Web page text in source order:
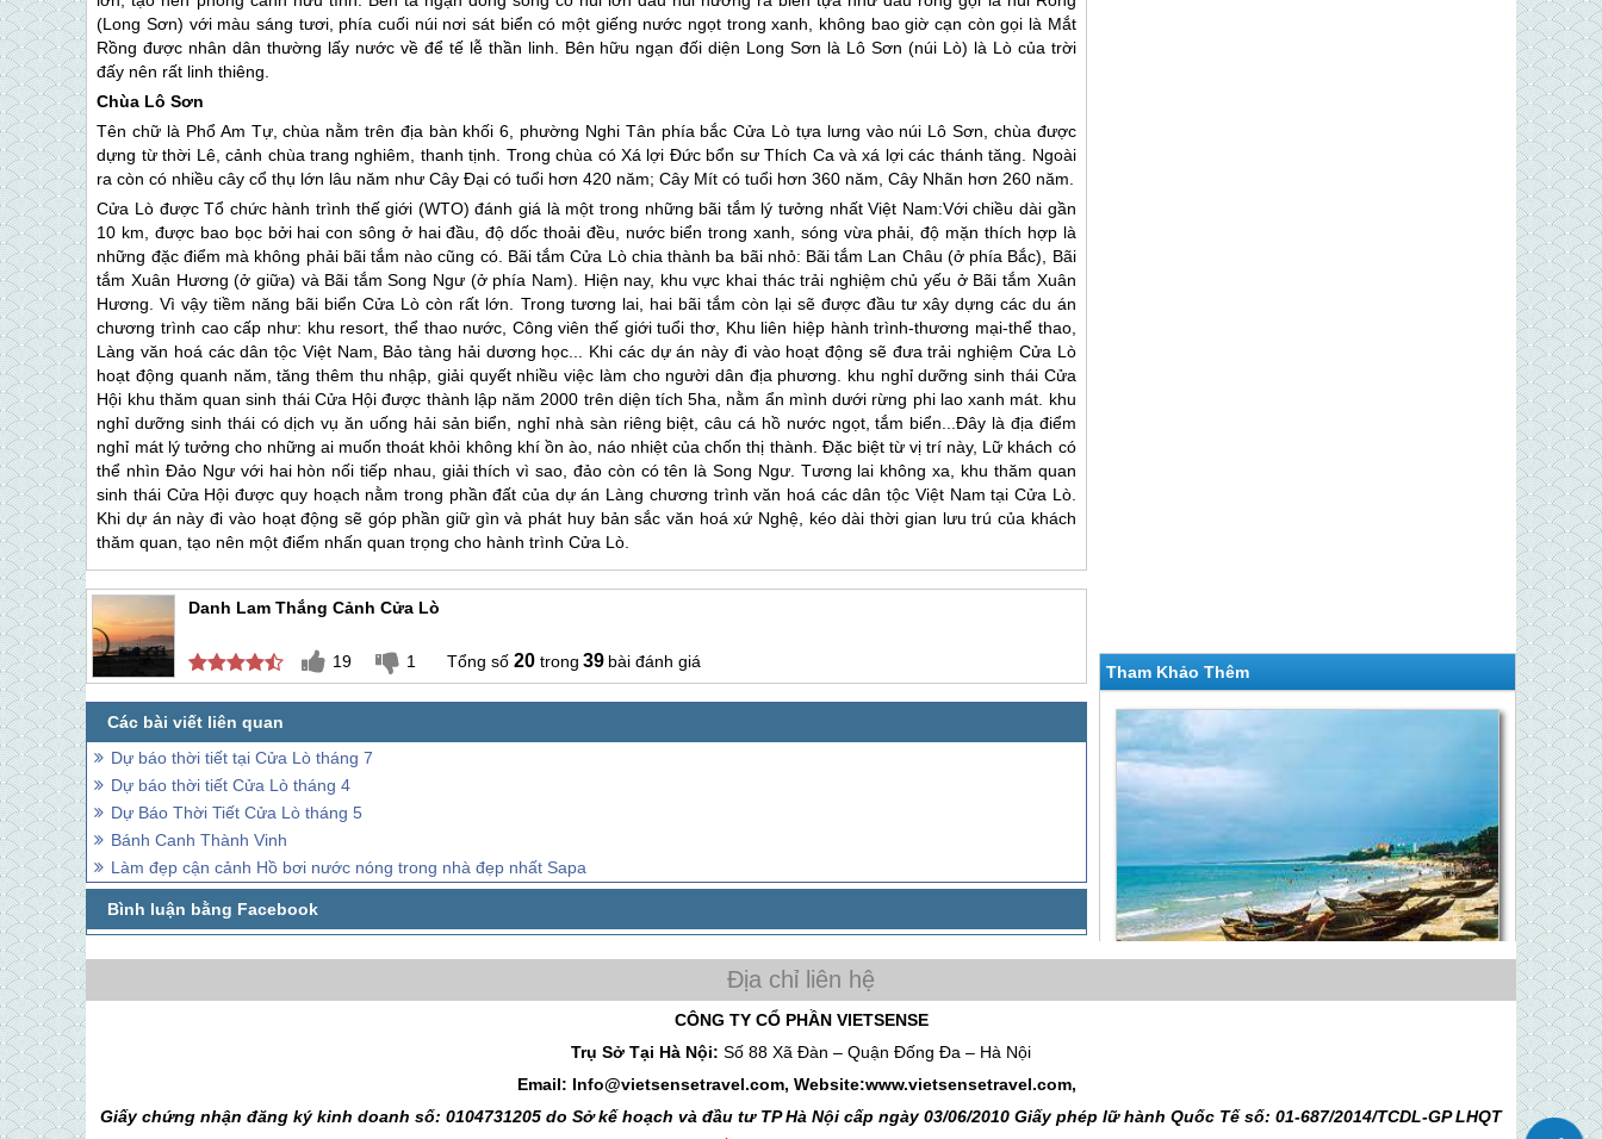
Tham Khảo Thêm
XINH ĐẸP
Giá 3,050,000 VNĐ
(Long Sơn) với màu sáng tươi, phía cuối núi nơi sát biển có một giếng nước ngọt trong xanh, không bao giờ cạn còn gọi là Mắt
Rồng được nhân dân thường lấy nước về để tế lễ thần linh. Bên hữu ngạn đối diện Long Sơn là Lô Sơn (núi Lò) là Lò của trời
đấy nên rất linh thiêng.
Chùa Lô Sơn
Tên chữ là Phổ Am Tự, chùa nằm trên địa bàn khối 6, phường Nghi Tân phía bắcCửa Lò tựa lưng vào núi Lô Sơn, chùa được
dựng từ thời Lê, cảnh chùa trang nghiêm, thanh tịnh. Trong chùa có Xá lợi Đức bổn sư Thích Ca và xá lợi các thánh tăng. Ngoài
ra còn có nhiều cây cổ thụ lớn lâu năm như Cây Đại có tuổi hơn 420 năm; Cây Mít có tuổi hơn 360 năm, Cây Nhãn hơn 260 năm.
Cửa Lò được Tổ chức hành trình thế giới (WTO) đánh giá là một trong những bãi tắm lý tưởng nhất Việt Nam:Với chiều dài gần
10 km, được bao bọc bởi hai con sông ở hai đầu, độ dốc thoải đều, nước biển trong xanh, sóng vừa phải, độ mặn thích hợp là
những đặc điểm mà không phải bãi tắm nào cũng có. Bãi tắmCửa Lòchia thành ba bãi nhỏ: Bãi tắm Lan Châu (ở phía Bắc), Bãi
tắm Xuân Hương (ở giữa) và Bãi tắm Song Ngư (ở phía Nam). Hiện nay, khu vực khai thác trải nghiệm chủ yếu ở Bãi tắm Xuân
Hương. Vì vậy tiềm năng bãi biểnCửa Lò còn rất lớn. Trong tương lai, hai bãi tắm còn lại sẽ được đầu tư xây dựng các du án
chương trình cao cấp như: khu resort, thể thao nước, Công viên thế giới tuổi thơ, Khu liên hiệp hành trình-thương mại-thể thao,
Làng văn hoá các dân tộc Việt Nam, Bảo tàng hải dương học... Khi các dự án này đi vào hoạt động sẽ đưa trải nghiệm Cửa Lò
hoạt động quanh năm, tăng thêm thu nhập, giải quyết nhiều việc làm cho người dân địa phương. khu nghỉ dưỡng sinh thái Cửa
Hội khu thăm quan sinh thái Cửa Hội được thành lập năm 2000 trên diện tích 5ha, nằm ẩn mình dưới rừng phi lao xanh mát. khu
nghỉ dưỡng sinh thái có dịch vụ ăn uống hải sản biển, nghỉ nhà sàn riêng biệt, câu cá hồ nước ngọt, tắm biển...Đây là địa điểm
nghỉ mát lý tưởng cho những ai muốn thoát khỏi không khí ồn ào, náo nhiệt của chốn thị thành. Đặc biệt từ vị trí này, Lữ khách có
thể nhìn Đảo Ngư với hai hòn nối tiếp nhau, giải thích vì sao, đảo còn có tên là Song Ngư. Tương lai không xa, khu thăm quan
sinh thái Cửa Hội được quy hoạch nằm trong phần đất của dự án Làng chương trình văn hoá các dân tộc Việt Nam tại Cửa Lò.
Khi dự án này đi vào hoạt động sẽ góp phần giữ gìn và phát huy bản sắc văn hoá xứ Nghệ, kéo dài thời gian lưu trú của khách
thăm quan, tạo nên một điểm nhấn quan trọng cho hành trìnhCửa Lò
Danh Lam Thắng Cảnh Cửa Lò
19 1 20 39 bài đánh giá
Dự báo thời tiết tại Cửa Lò tháng 7
Dự báo thời tiết Cửa Lò tháng 4
Dự Báo Thời Tiết Cửa Lò tháng 5
Bánh Canh Thành Vinh
Làm đẹp cận cảnh Hồ bơi nước nóng trong nhà đẹp nhất Sapa
CÔNG TY CỔ PHẦN VIETSENSE
Trụ Sở Tại Hà Nội: Số 88 Xã Đàn – Quận Đống Đa – Hà Nội
Email: Info@vietsensetravel.com, Website:www.vietsensetravel.com,
Giấy chứng nhận đăng ký kinh doanh số: 0104731205 do Sở kế hoạch và đầu tư TP Hà Nội cấp ngày 03/06/2010 Giấy phép lữ hành Quốc Tế số: 01-687/2014/TCDL-GP LHQT